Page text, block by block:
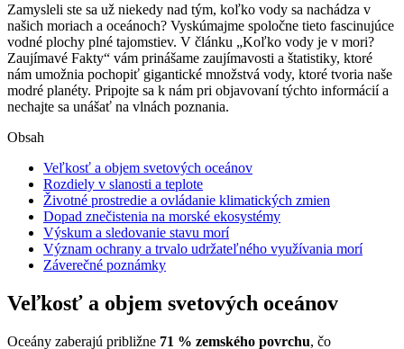
Zamysleli ste sa už niekedy nad tým, koľko vody sa nachádza v
našich moriach a oceánoch? Vyskúmajme spoločne tieto fascinujúce
vodné plochy plné tajomstiev. V článku „Koľko vody je v mori?
Zaujímavé Fakty“ vám prinášame zaujímavosti a štatistiky, ktoré
nám umožnia pochopiť gigantické množstvá vody, ktoré tvoria naše
modré planéty. Pripojte sa k nám pri objavovaní týchto informácií a
nechajte sa unášať na vlnách poznania.
Obsah
Veľkosť a objem svetových oceánov
Rozdiely v slanosti a teplote
Životné prostredie a ovládanie klimatických zmien
Dopad znečistenia na morské ekosystémy
Výskum a sledovanie stavu morí
Význam ochrany a trvalo udržateľného využívania morí
Záverečné poznámky
Veľkosť a objem svetových oceánov
Oceány zaberajú približne 71 % zemského povrchu, čo